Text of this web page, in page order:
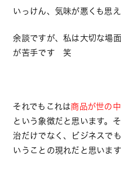
いっけん、気味が悪くも思え
余談ですが、私は大切な場
が苦手です 笑
それでもこれは商品が世の
という象徴だと思います。
治だけでなく、ビジネスで
いうことの現れだと思います